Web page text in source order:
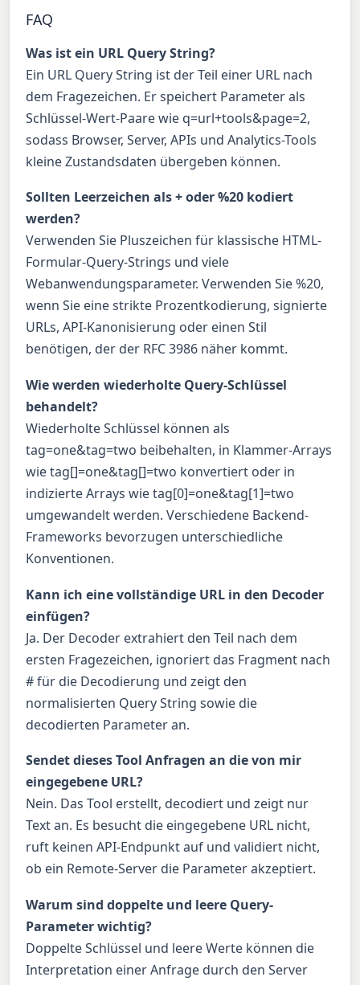
FAQ
Was ist ein URL Query String?
Ein URL Query String ist der Teil einer URL nach
dem Fragezeichen. Er speichert Parameter als
Schlüssel-Wert-Paare wie q=url+tools&page=2,
sodass Browser, Server, APIs und Analytics-Tools
kleine Zustandsdaten übergeben können.
Sollten Leerzeichen als + oder %20 kodiert
werden?
Verwenden Sie Pluszeichen für klassische HTML-
Formular-Query-Strings und viele
Webanwendungsparameter. Verwenden Sie %20,
wenn Sie eine strikte Prozentkodierung, signierte
URLs, API-Kanonisierung oder einen Stil
benötigen, der der RFC 3986 näher kommt.
Wie werden wiederholte Query-Schlüssel
behandelt?
Wiederholte Schlüssel können als
tag=one&tag=two beibehalten, in Klammer-Arrays
wie tag[]=one&tag[]=two konvertiert oder in
indizierte Arrays wie tag[0]=one&tag[1]=two
umgewandelt werden. Verschiedene Backend-
Frameworks bevorzugen unterschiedliche
Konventionen.
Kann ich eine vollständige URL in den Decoder
einfügen?
Ja. Der Decoder extrahiert den Teil nach dem
ersten Fragezeichen, ignoriert das Fragment nach
# für die Decodierung und zeigt den
normalisierten Query String sowie die
decodierten Parameter an.
Sendet dieses Tool Anfragen an die von mir
eingegebene URL?
Nein. Das Tool erstellt, decodiert und zeigt nur
Text an. Es besucht die eingegebene URL nicht,
ruft keinen API-Endpunkt auf und validiert nicht,
ob ein Remote-Server die Parameter akzeptiert.
Warum sind doppelte und leere Query-
Parameter wichtig?
Doppelte Schlüssel und leere Werte können die
Interpretation einer Anfrage durch den Server